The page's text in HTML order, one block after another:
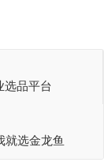
选品平台
就选金龙鱼